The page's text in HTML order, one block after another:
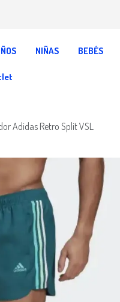
NIÑAS BEBÉS
Adidas Retro Split VSL